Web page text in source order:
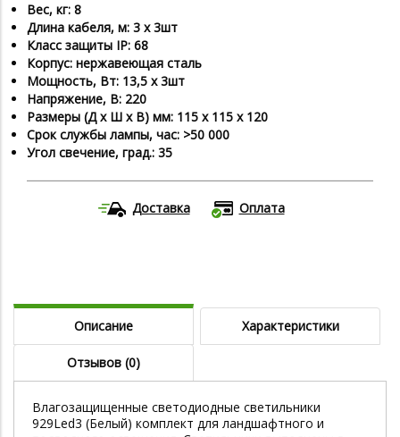
Вес, кг: 8
Длина кабеля, м: 3 х 3шт
Класс защиты IP: 68
Корпус: нержавеющая сталь
Мощность, Вт: 13,5 х 3шт
Напряжение, В: 220
Размеры (Д х Ш х В) мм: 115 х 115 х 120
Срок службы лампы, час: >50 000
Угол свечение, град.: 35
Доставка Оплата
Описание Характеристики
Отзывов (0)
Влагозащищенные светодиодные светильники
929Led3 (Белый) комплект для ландшафтного и